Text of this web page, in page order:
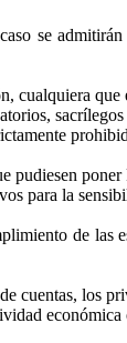
se
para la
de las
cuentas, los